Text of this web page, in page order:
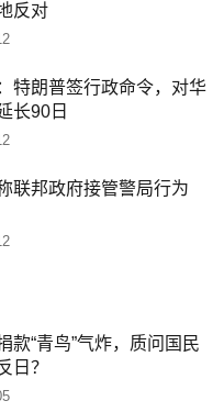
反对
特朗普签行政命令，对华
长90日
联邦政府接管警局行为
款“青鸟”气炸，质问国民
日？